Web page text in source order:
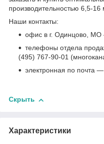
производительностью 6,5-
Наши контакты:
офис в г. Одинцово, МО
телефоны отдела
(495) 767-90-01
электронная по почта —
Скрыть
Характеристики